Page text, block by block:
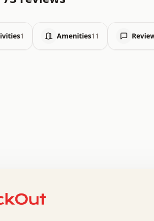
1 Amenities11
o   .   .   .   .   .   .   :   .
.   .   .   .   .   .   .   x   .